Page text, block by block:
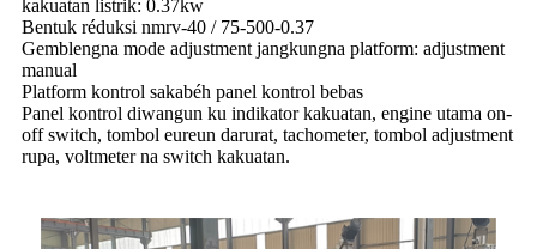
kakuatan listrik: 0.37kw
Bentuk réduksi nmrv-40 / 75-500-0.37
Gemblengna mode adjustment jangkungna platform: adjustment
manual
Platform kontrol sakabéh panel kontrol bebas
Panel kontrol diwangun ku indikator kakuatan, engine utama on-
off switch, tombol eureun darurat, tachometer, tombol adjustment
rupa, voltmeter na switch kakuatan.